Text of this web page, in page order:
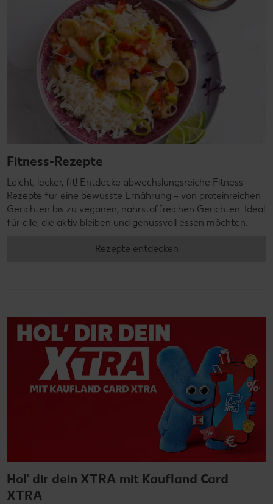
Fitness-Rezepte
Leicht, lecker, fit! Entdecke abwechslungsreiche Fitness-
Rezepte für eine bewusste Ernährung – von proteinreichen
Gerichten bis zu veganen, nährstoffreichen Gerichten. Ideal
für alle, die aktiv bleiben und genussvoll essen möchten.
Rezepte entdecken
Hol' dir dein XTRA mit Kaufland Card
XTRA